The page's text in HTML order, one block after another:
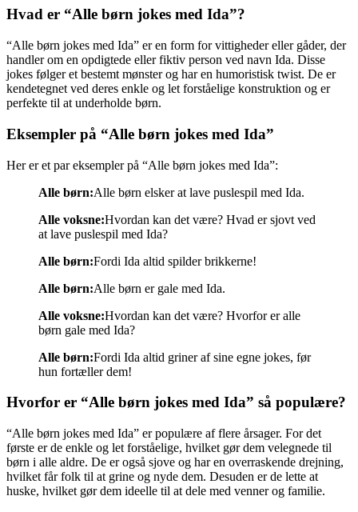
Hvad er “Alle børn jokes med Ida”?
“Alle børn jokes med Ida” er en form for vittigheder eller gåder, der
handler om en opdigtede eller fiktiv person ved navn Ida. Disse
jokes følger et bestemt mønster og har en humoristisk twist. De er
kendetegnet ved deres enkle og let forståelige konstruktion og er
perfekte til at underholde børn.
Eksempler på “Alle børn jokes med Ida”
Her er et par eksempler på “Alle børn jokes med Ida”:
Alle børn:Alle børn elsker at lave puslespil med Ida.
Alle voksne:Hvordan kan det være? Hvad er sjovt ved
at lave puslespil med Ida?
Alle børn:Fordi Ida altid spilder brikkerne!
Alle børn:Alle børn er gale med Ida.
Alle voksne:Hvordan kan det være? Hvorfor er alle
børn gale med Ida?
Alle børn:Fordi Ida altid griner af sine egne jokes, før
hun fortæller dem!
Hvorfor er “Alle børn jokes med Ida” så populære?
“Alle børn jokes med Ida” er populære af flere årsager. For det
første er de enkle og let forståelige, hvilket gør dem velegnede til
børn i alle aldre. De er også sjove og har en overraskende drejning,
hvilket får folk til at grine og nyde dem. Desuden er de lette at
huske, hvilket gør dem ideelle til at dele med venner og familie.